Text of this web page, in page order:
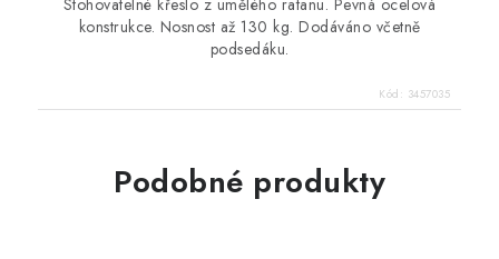
konstrukce. Nosnost až 130 kg. Dodáváno včetně
podsedáku.
Kód: 3457035
Podobné produkty